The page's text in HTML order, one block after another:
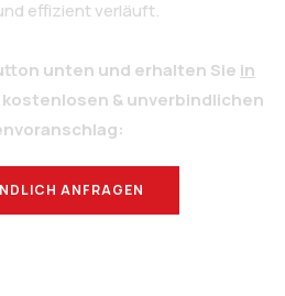
effizient verläuft.
unten und erhalten Sie in
& unverbindlichen
ANFRAGEN